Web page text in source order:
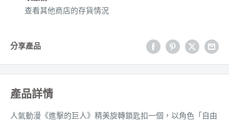
查看其他商店的存貨情況
分享產品
產品詳情
人氣動漫《進擊的巨人》精美旋轉鎖匙扣一個，以角色「自由